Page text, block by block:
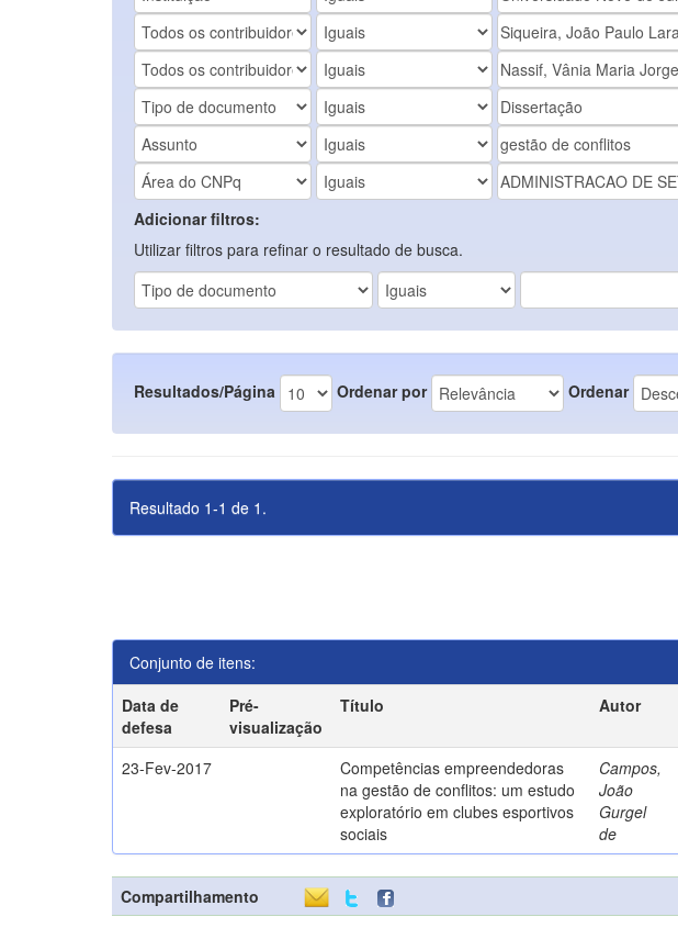
Adicionar filtros:
Utilizar filtros para refinar o resultado de busca.
Resultados/Página Ordenar por Ordenar
Resultado 1-1 de 1.
Conjunto de itens:
Data de
defesa
Pré-
visualização
Título Autor
23-Fev-2017
Competências empreendedoras
na gestão de conflitos: um estudo
exploratório em clubes esportivos
sociais
Campos,
João
Gurgel
de
Compartilhamento